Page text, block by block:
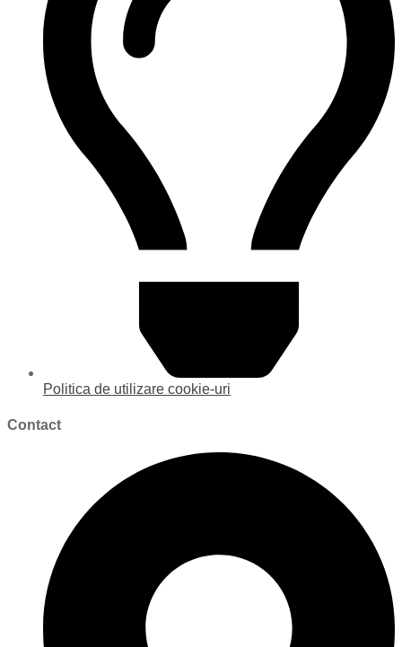
Politica de utilizare cookie-uri
Contact